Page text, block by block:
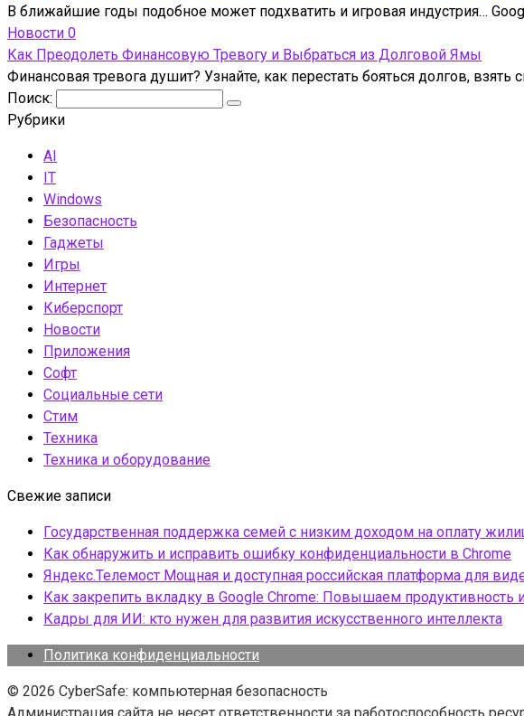
В ближайшие годы подобное может подхватить и игровая индустрия…
Новости 0
Как Преодолеть Финансовую Тревогу и Выбраться из Долговой Ямы
Финансовая тревога душит? Узнайте, как перестать бояться долгов,
Поиск:
Рубрики
AI
IT
Windows
Безопасность
Гаджеты
Игры
Интернет
Киберспорт
Новости
Приложения
Софт
Социальные сети
Стим
Техника
Техника и оборудование
Свежие записи
Государственная поддержка семей с низким доходом на оплату
Как обнаружить и исправить ошибку конфиденциальности в Chrome
Яндекс.Телемост Мощная и доступная российская платформа для
Как закрепить вкладку в Google Chrome: Повышаем продуктивность
Кадры для ИИ: кто нужен для развития искусственного интеллекта
Политика конфиденциальности
© 2026 CyberSafe: компьютерная безопасность